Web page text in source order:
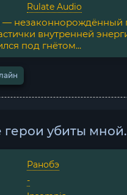
Rulate Audio
— незаконнорождённый
внутренней
под гнётом...
герои убиты мной.
Ранобэ
-